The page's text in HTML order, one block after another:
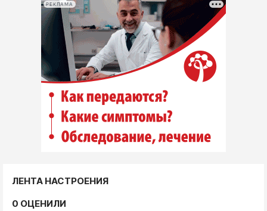
РЕКЛАМА
ЛЕНТА НАСТРОЕНИЯ
0 ОЦЕНИЛИ